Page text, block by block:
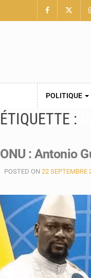
POLITIQUE
ÉTIQUETTE :
ONU : Antonio
POSTED ON 22 SEPTEMBRE